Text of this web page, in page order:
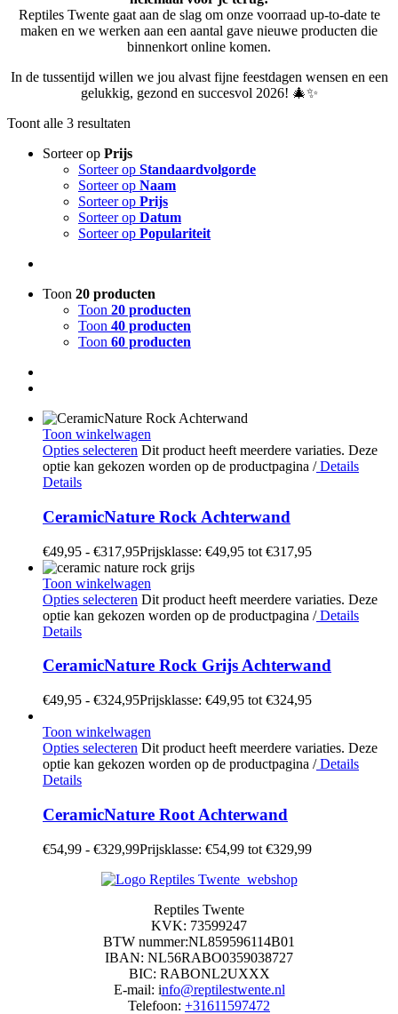
Reptiles Twente gaat aan de slag om onze voorraad up-to-date te
maken en we werken aan een aantal gave nieuwe producten die
binnenkort online komen.
In de tussentijd willen we jou alvast fijne feestdagen wensen en een
gelukkig, gezond en succesvol 2026! 🎄✨
Toont alle 3 resultaten
Sorteer op Prijs
Sorteer op Standaardvolgorde
Sorteer op Naam
Sorteer op Prijs
Sorteer op Datum
Sorteer op Populariteit
Toon 20 producten
Toon 20 producten
Toon 40 producten
Toon 60 producten
Toon winkelwagen
Opties selecteren Dit product heeft meerdere variaties. Deze
optie kan gekozen worden op de productpagina /Details
Details
CeramicNature Rock Achterwand
€49,95 - €317,95Prijsklasse: €49,95 tot €317,95
Toon winkelwagen
Opties selecteren Dit product heeft meerdere variaties. Deze
optie kan gekozen worden op de productpagina /Details
Details
CeramicNature Rock Grijs Achterwand
€49,95 - €324,95Prijsklasse: €49,95 tot €324,95
Toon winkelwagen
Opties selecteren Dit product heeft meerdere variaties. Deze
optie kan gekozen worden op de productpagina /Details
Details
CeramicNature Root Achterwand
€54,99 - €329,99Prijsklasse: €54,99 tot €329,99
Reptiles Twente
KVK: 73599247
BTW nummer:NL859596114B01
IBAN: NL56RABO0359038727
BIC: RABONL2UXXX
E-mail: info@reptilestwente.nl
Telefoon: +31611597472